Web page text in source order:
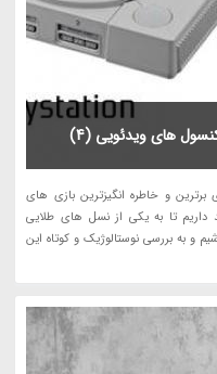
های ویدئویی (4)
و خاطره انگیزترین بازی های
تا به یکی از نسل های طلایی
و به بررسی نوستالوژیک و کوتاه این